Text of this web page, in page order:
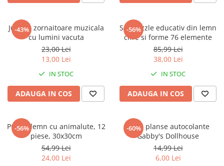
-43%
Jucarie zornaitoare muzicala
cu lumini vacuta
23,00 Lei
13,00 Lei
IN STOC
ADAUGA IN COS
-56%
Set puzzle educativ din lemn
cifre si forme 76 elemente
85,99 Lei
38,00 Lei
IN STOC
ADAUGA IN COS
-56%
Puzzle lemn cu animalute, 12
piese, 30x30cm
54,99 Lei
24,00 Lei
-60%
Set 5 planse autocolante
Gabby's Dollhouse
14,99 Lei
6,00 Lei